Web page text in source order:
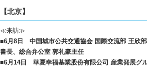
【北京】
≪来訪≫
■6月8日 中国城市公共交通協会 国際交流部 王欣
書長、総合弁公室 郭礼豪主任
■6月14日 華夏幸福基業股份有限公司 産業発展グ